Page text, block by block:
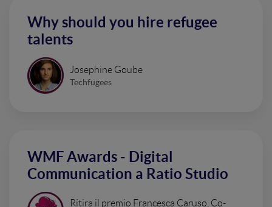
Why should you hire refugee
talents
Josephine Goube
Techfugees
WMF Awards - Digital
Communication a Ratio Studio
Ritira il premio Francesca Caruso, Co-